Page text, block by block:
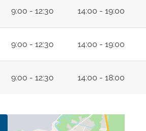
9:00 - 12:30 14:00 - 19:00
9:00 - 12:30 14:00 - 19:00
9:00 - 12:30 14:00 - 18:00